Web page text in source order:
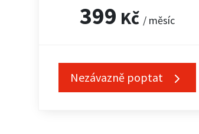
399 Kč / měsíc
Nezávazně poptat